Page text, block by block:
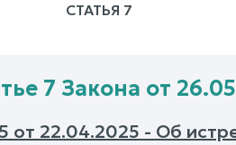
СТАТЬЯ 7
7 Закона от
22.04.2025 - Об